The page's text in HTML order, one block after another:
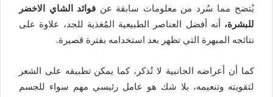
يُتضح مما سُرد من معلومات سابقة عن فوائد الشاي الاخضر
للبشرة، أنه أفضل العناصر الطبيعية المُغذية للجد، علاوة على
نتائجه المبهرة التي تظهر بعد استخدامه بفترة قصيرة.
كما أن أعراضه الجانبية لا تُذكر، كما يمكن تطبيقه على الشعر
لتقويته وتنعيمه، بلا شك هو عامل رئيسي مهم سواء للجسم